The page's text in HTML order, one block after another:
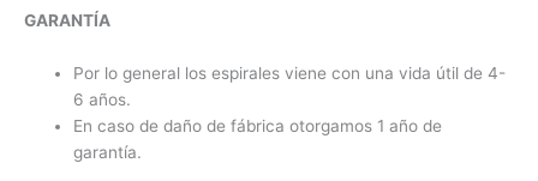
GARANTÍA
Por lo general los espirales viene con una vida útil de 4-
6 años.
En caso de daño de fábrica otorgamos 1 año de
garantía.